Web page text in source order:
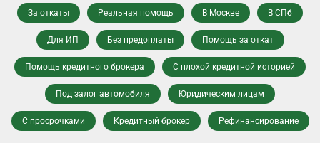
За откаты Реальная помощь В Москве В СПб
Для ИП Без предоплаты Помощь за откат
Помощь кредитного брокера С плохой кредитной историей
Под залог автомобиля Юридическим лицам
С просрочками Кредитный брокер Рефинансирование